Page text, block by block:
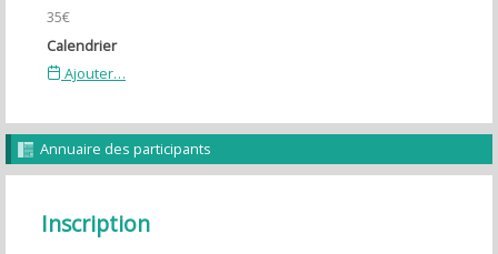
35€
Calendrier
Ajouter…
Annuaire des participants
Inscription